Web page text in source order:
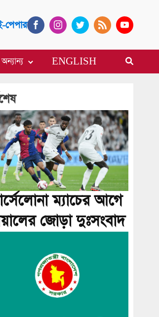
পেপার
অন্যান্য ENGLISH
ম্যাচের আগে
জোড়া দুঃসংবাদ